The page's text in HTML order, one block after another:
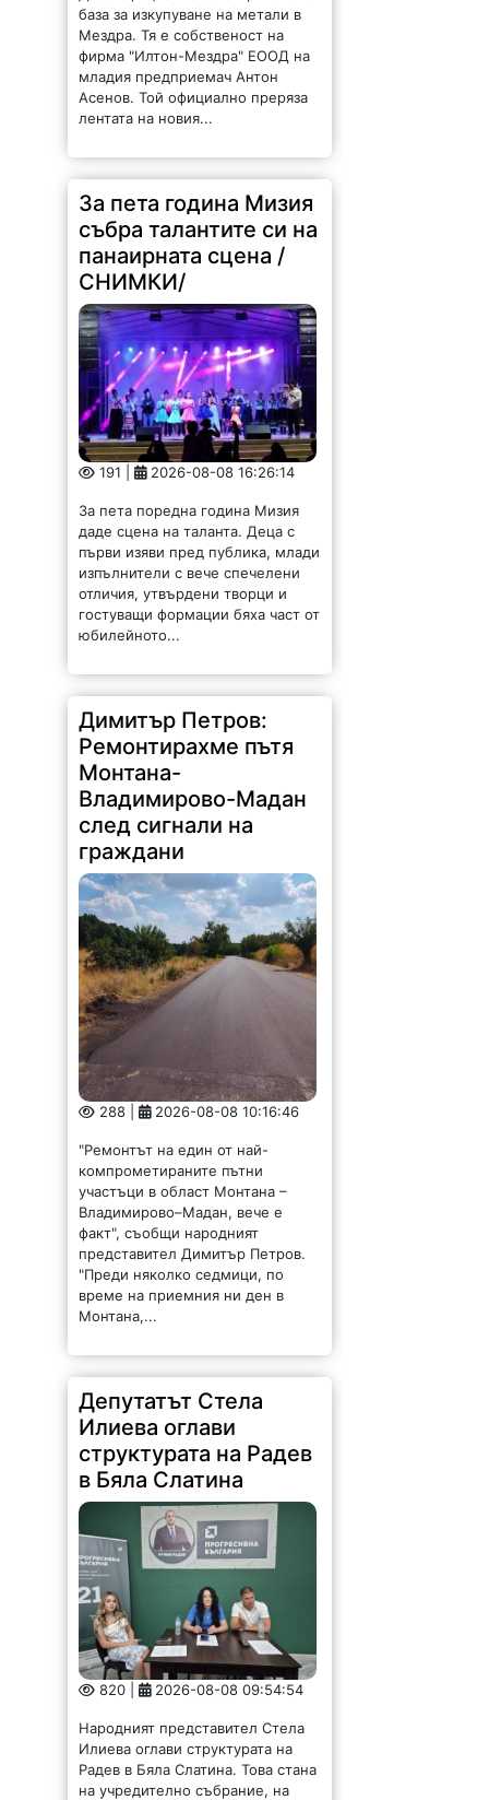
Мездра. Тя е собственост на
фирма "Илтон-Мездра" ЕООД на
младия предприемач Антон
Асенов. Той официално преряза
лентата на новия...
За пета година Мизия
събра талантите си на
панаирната сцена /
СНИМКИ/
191 | 2026-08-08 16:26:14
даде сцена на таланта. Деца с
първи изяви пред публика, млади
изпълнители с вече спечелени
отличия, утвърдени творци и
гостуващи формации бяха част от
юбилейното...
Димитър Петров:
Ремонтирахме пътя
Монтана-
Владимирово-Мадан
след сигнали на
граждани
288 | 2026-08-08 10:16:46
компрометираните пътни
участъци в област Монтана –
Владимирово–Мадан, вече е
факт", съобщи народният
представител Димитър Петров.
"Преди няколко седмици, по
време на приемния ни ден в
Монтана,...
Депутатът Стела
Илиева оглави
структурата на Радев
в Бяла Слатина
820 | 2026-08-08 09:54:54
Илиева оглави структурата на
Радев в Бяла Слатина. Това стана
на учредително събрание, на
което присъства областният